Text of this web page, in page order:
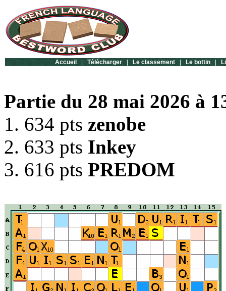
Accueil | Télécharger | Le classement | Le bottin |
Partie du 28 mai 2026 à
1. 634 pts zenobe
2. 633 pts Inkey
3. 616 pts PREDOM